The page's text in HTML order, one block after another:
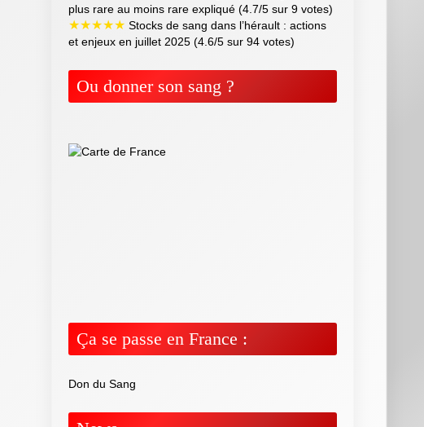
plus rare au moins rare expliqué (4.7/5 sur 9 votes)
★★★★★ Stocks de sang dans l’hérault : actions
et enjeux en juillet 2025 (4.6/5 sur 94 votes)
Ou donner son sang ?
Ça se passe en France :
Don du Sang